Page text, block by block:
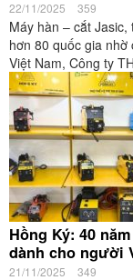
22/11/2025 359
Máy hàn – cắt
hơn 80 quốc gia
Việt Nam, Công ty
Hồng Ký: 40
dành cho người
21/11/2025 349